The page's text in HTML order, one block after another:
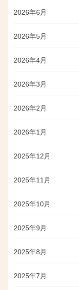
2026年6月
2026年5月
2026年4月
2026年3月
2026年2月
2026年1月
2025年12月
2025年11月
2025年10月
2025年9月
2025年8月
2025年7月